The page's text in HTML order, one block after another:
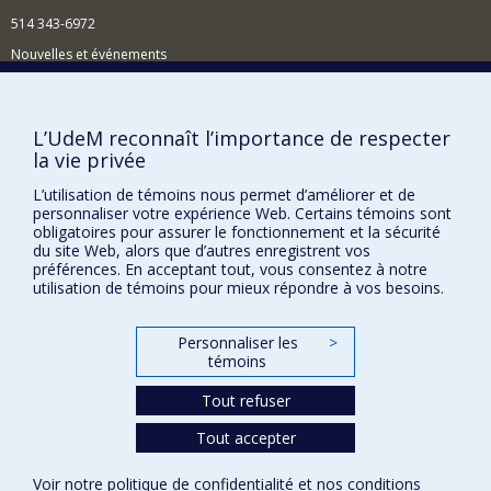
514 343-6972
Nouvelles et événements
BESOIN D'AIDE?
Plan du site
Signaler une erreur
Accessibilité
FACULTÉ DES ARTS ET DES SCIENCES
L’UdeM reconnaît l’importance de respecter
la vie privée
L’utilisation de témoins nous permet d’améliorer et de
personnaliser votre expérience Web. Certains témoins sont
obligatoires pour assurer le fonctionnement et la sécurité
du site Web, alors que d’autres enregistrent vos
préférences. En acceptant tout, vous consentez à notre
utilisation de témoins pour mieux répondre à vos besoins.
Personnaliser les
témoins
>
Tout refuser
Tout accepter
Voir notre politique de confidentialité et nos conditions